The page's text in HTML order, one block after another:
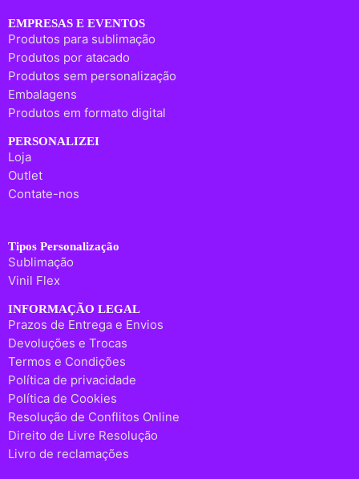
EMPRESAS E EVENTOS
Produtos para sublimação
Produtos por atacado
Produtos sem personalização
Embalagens
Produtos em formato digital
PERSONALIZEI
Loja
Outlet
Contate-nos
Tipos Personalização
Sublimação
Vinil Flex
INFORMAÇÃO LEGAL
Prazos de Entrega e Envios
Devoluções e Trocas
Termos e Condições
Política de privacidade
Política de Cookies
Resolução de Conflitos Online
Direito de Livre Resolução
Livro de reclamações